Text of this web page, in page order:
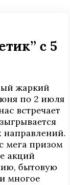
с 5
жаркий
по 2 июля
встречает
направлений.
мега призом
акций
бытовую
многое